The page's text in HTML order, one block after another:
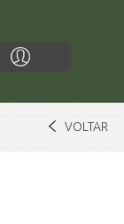
VOLTAR